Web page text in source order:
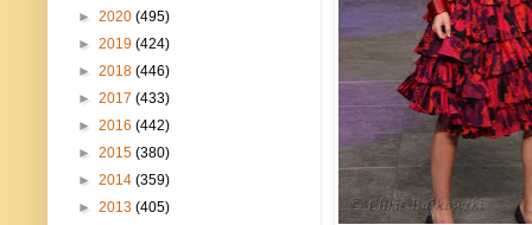
► 2020 (495)
► 2019 (424)
► 2018 (446)
► 2017 (433)
► 2016 (442)
► 2015 (380)
► 2014 (359)
► 2013 (405)